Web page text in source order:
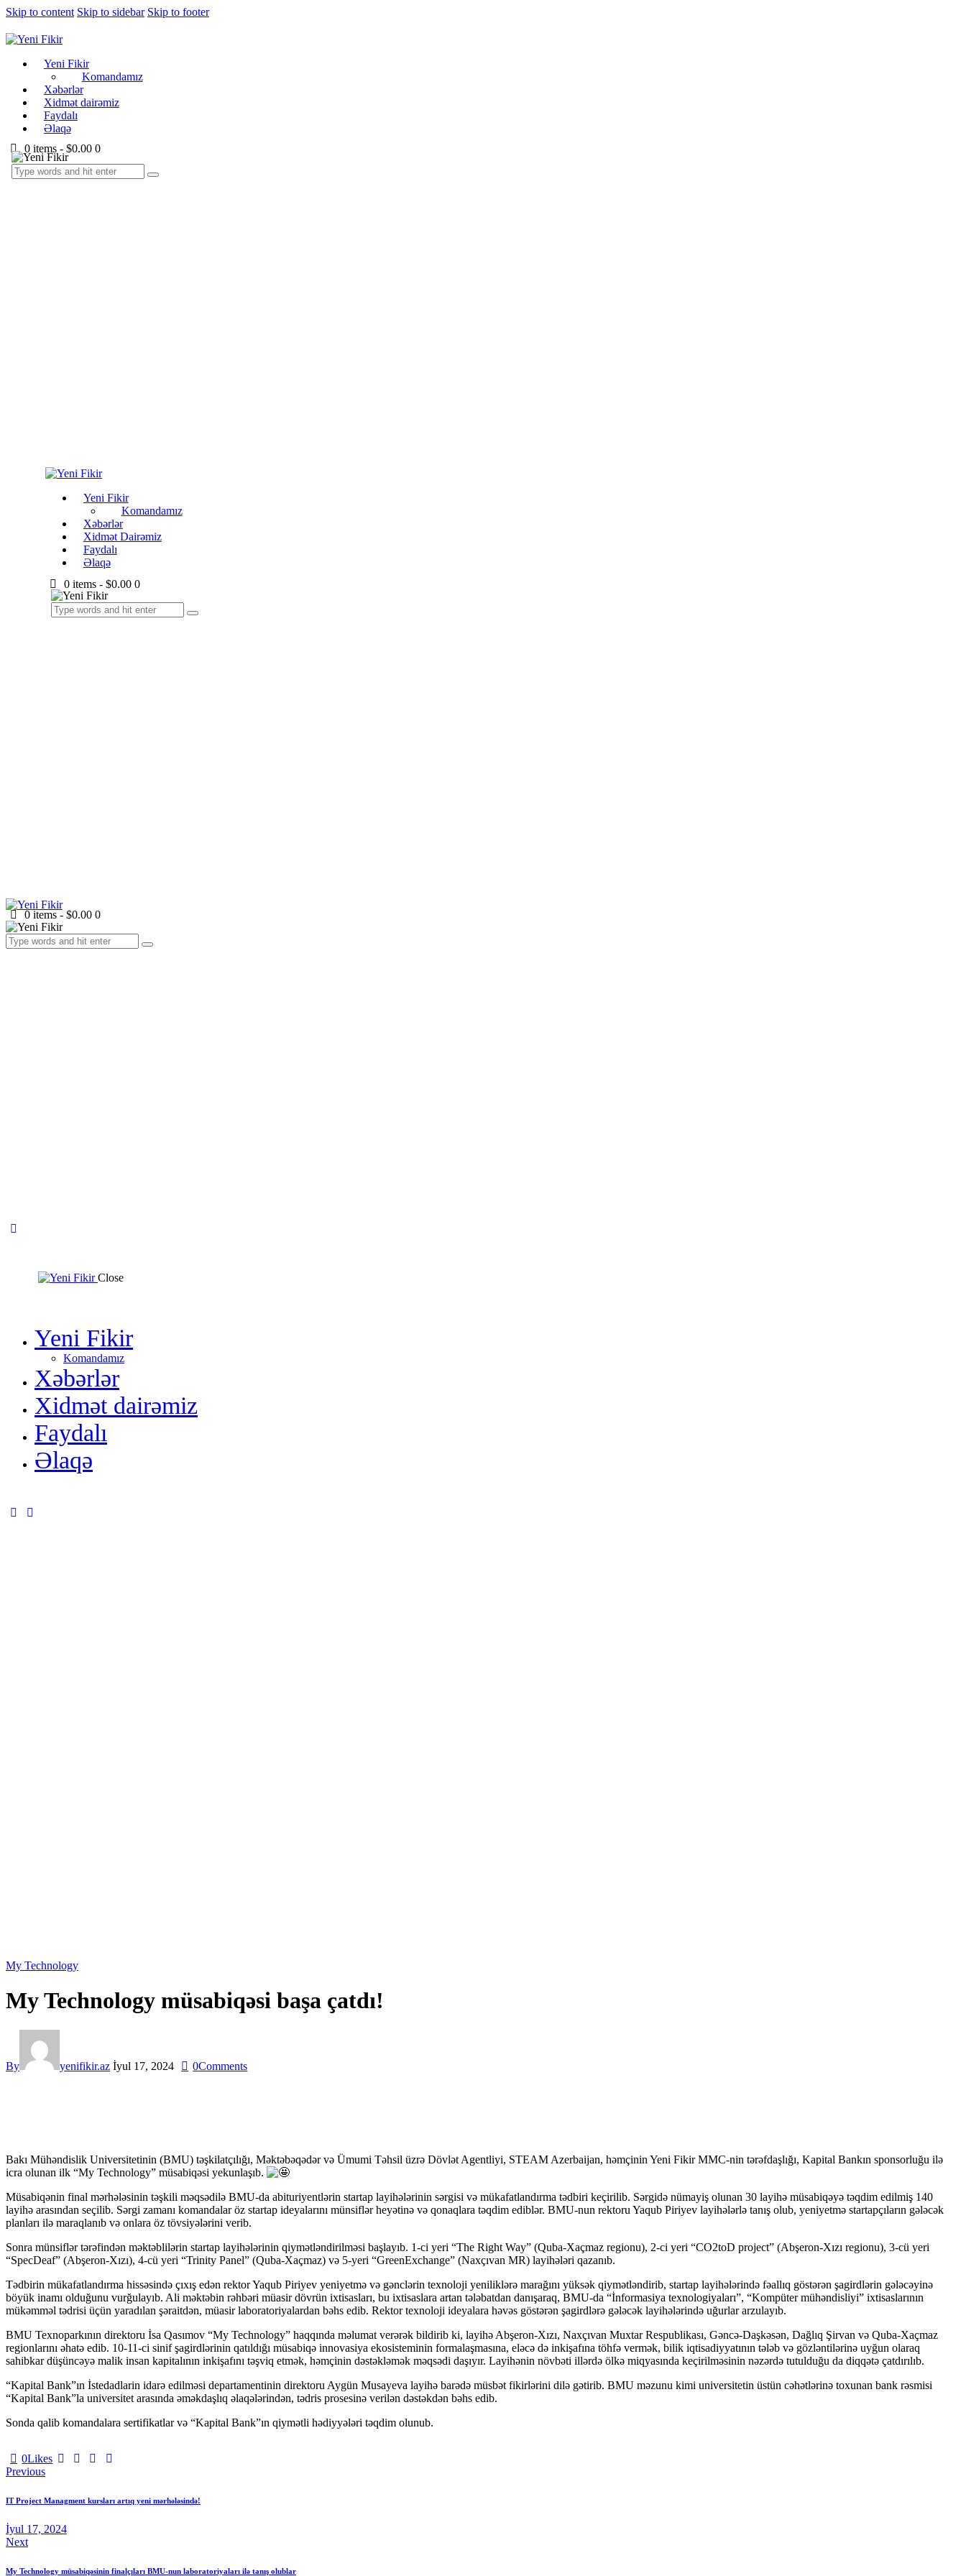
Skip to content Skip to sidebar Skip to footer
Yeni Fikir
Komandamız
Xəbərlər
Xidmət dairəmiz
Faydalı
Əlaqə
0 items -$0.00 0
Yeni Fikir
Komandamız
Xəbərlər
Xidmət Dairəmiz
Faydalı
Əlaqə
0 items -$0.00 0
0 items -$0.00 0
Close
Yeni Fikir
Komandamız
Xəbərlər
Xidmət dairəmiz
Faydalı
Əlaqə
My Technology
My Technology müsabiqəsi başa çatdı!
By yenifikir.az İyul 17, 2024 0Comments
Bakı Mühəndislik Universitetinin (BMU) təşkilatçılığı, Məktəbəqədər və Ümumi Təhsil üzrə Dövlət Agentliyi, STEAM Azerbaijan, həmçinin Yeni Fikir MMC-nin tərəfdaşlığı, Kapital Bankın sponsorluğu ilə
icra olunan ilk “My Technology” müsabiqəsi yekunlaşıb.
Müsabiqənin final mərhələsinin təşkili məqsədilə BMU-da abituriyentlərin startap layihələrinin sərgisi və mükafatlandırma tədbiri keçirilib. Sərgidə nümayiş olunan 30 layihə müsabiqəyə təqdim edilmiş 140
layihə arasından seçilib. Sərgi zamanı komandalar öz startap ideyalarını münsiflər heyətinə və qonaqlara təqdim ediblər. BMU-nun rektoru Yaqub Piriyev layihələrlə tanış olub, yeniyetmə startapçıların gələcək
planları ilə maraqlanıb və onlara öz tövsiyələrini verib.
Sonra münsiflər tərəfindən məktəblilərin startap layihələrinin qiymətləndirilməsi başlayıb. 1-ci yeri “The Right Way” (Quba-Xaçmaz regionu), 2-ci yeri “CO2toD project” (Abşeron-Xızı regionu), 3-cü yeri
“SpecDeaf” (Abşeron-Xızı), 4-cü yeri “Trinity Panel” (Quba-Xaçmaz) və 5-yeri “GreenExchange” (Naxçıvan MR) layihələri qazanıb.
Tədbirin mükafatlandırma hissəsində çıxış edən rektor Yaqub Piriyev yeniyetmə və gənclərin texnoloji yeniliklərə marağını yüksək qiymətləndirib, startap layihələrində fəallıq göstərən şagirdlərin gələcəyinə
böyük inamı olduğunu vurğulayıb. Ali məktəbin rəhbəri müasir dövrün ixtisasları, bu ixtisaslara artan tələbatdan danışaraq, BMU-da “İnformasiya texnologiyaları”, “Kompüter mühəndisliyi” ixtisaslarının
mükəmməl tədrisi üçün yaradılan şəraitdən, müasir laboratoriyalardan bəhs edib. Rektor texnoloji ideyalara həvəs göstərən şagirdlərə gələcək layihələrində uğurlar arzulayıb.
BMU Texnoparkının direktoru İsa Qasımov “My Technology” haqqında məlumat verərək bildirib ki, layihə Abşeron-Xızı, Naxçıvan Muxtar Respublikası, Gəncə-Daşkəsən, Dağlıq Şirvan və Quba-Xaçmaz
regionlarını əhatə edib. 10-11-ci sinif şagirdlərinin qatıldığı müsabiqə innovasiya ekosisteminin formalaşmasına, eləcə də inkişafına töhfə vermək, bilik iqtisadiyyatının tələb və gözləntilərinə uyğun olaraq
sahibkar düşüncəyə malik insan kapitalının inkişafını təşviq etmək, həmçinin dəstəkləmək məqsədi daşıyır. Layihənin növbəti illərdə ölkə miqyasında keçirilməsinin nəzərdə tutulduğu da diqqətə çatdırılıb.
“Kapital Bank”ın İstedadlarin idarə edilməsi departamentinin direktoru Aygün Musayeva layihə barədə müsbət fikirlərini dilə gətirib. BMU məzunu kimi universitetin üstün cəhətlərinə toxunan bank rəsmisi
“Kapital Bank”la universitet arasında əməkdaşlıq əlaqələrindən, tədris prosesinə verilən dəstəkdən bəhs edib.
Sonda qalib komandalara sertifikatlar və “Kapital Bank”ın qiymətli hədiyyələri təqdim olunub.
0Likes
Yazı
naviqasiyası
Previous
IT Project Managment kursları artıq yeni mərhələsində!
İyul 17, 2024
Next
My Technology müsabiqəsinin finalçıları BMU-nun laboratoriyaları ilə tanış olublar